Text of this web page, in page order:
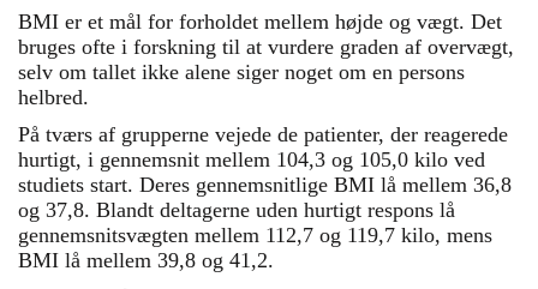
BMI er et mål for forholdet mellem højde og vægt. Det
bruges ofte i forskning til at vurdere graden af overvægt,
selv om tallet ikke alene siger noget om en persons
helbred.
På tværs af grupperne vejede de patienter, der reagerede
hurtigt, i gennemsnit mellem 104,3 og 105,0 kilo ved
studiets start. Deres gennemsnitlige BMI lå mellem 36,8
og 37,8. Blandt deltagerne uden hurtigt respons lå
gennemsnitsvægten mellem 112,7 og 119,7 kilo, mens
BMI lå mellem 39,8 og 41,2.